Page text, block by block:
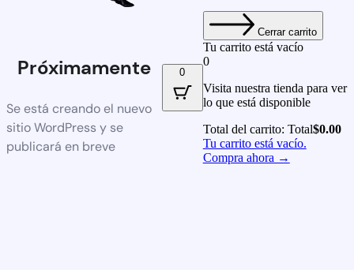
Próximamente
Se está creando el nuevo
sitio WordPress y se
publicará en breve
0
Cerrar carrito
Tu carrito está vacío
0
Visita nuestra tienda para ver
lo que está disponible
Total del carrito: Total$0.00
Tu carrito está vacío.
Compra ahora →